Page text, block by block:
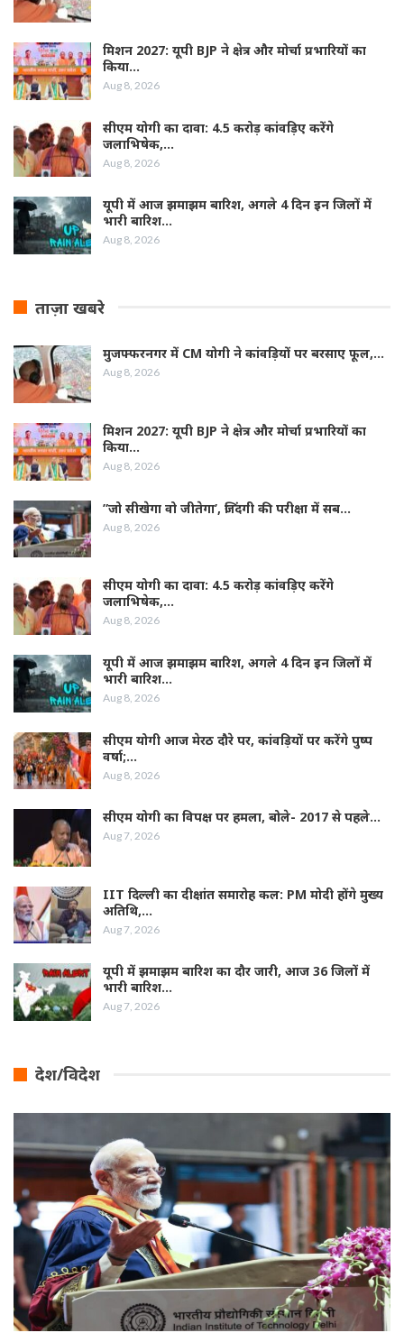
मिशन 2027: यूपी BJP ने क्षेत्र और मोर्चा प्रभारियों का
किया…
Aug 8, 2026
सीएम योगी का दावा: 4.5 करोड़ कांवड़िए करेंगे
जलाभिषेक,…
Aug 8, 2026
यूपी में आज झमाझम बारिश, अगले 4 दिन इन जिलों में
भारी बारिश…
Aug 8, 2026
ताज़ा खबरे
मुजफ्फरनगर में CM योगी ने कांवड़ियों पर बरसाए फूल,…
Aug 8, 2026
मिशन 2027: यूपी BJP ने क्षेत्र और मोर्चा प्रभारियों का
किया…
Aug 8, 2026
”जो सीखेगा वो जीतेगा’, जिंदगी की परीक्षा में सब…
Aug 8, 2026
सीएम योगी का दावा: 4.5 करोड़ कांवड़िए करेंगे
जलाभिषेक,…
Aug 8, 2026
यूपी में आज झमाझम बारिश, अगले 4 दिन इन जिलों में
भारी बारिश…
Aug 8, 2026
सीएम योगी आज मेरठ दौरे पर, कांवड़ियों पर करेंगे पुष्प
वर्षा;…
Aug 8, 2026
सीएम योगी का विपक्ष पर हमला, बोले- 2017 से पहले…
Aug 7, 2026
IIT दिल्ली का दीक्षांत समारोह कल: PM मोदी होंगे मुख्य
अतिथि,…
Aug 7, 2026
यूपी में झमाझम बारिश का दौर जारी, आज 36 जिलों में
भारी बारिश…
Aug 7, 2026
देश/विदेश